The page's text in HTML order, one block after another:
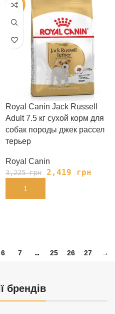
-25%
Royal Canin Jack Russell
Adult 7.5 кг сухой корм для
собак породы джек рассел
терьер
Royal Canin
3,225грн 2,419 грн
В КОРЗИНУ
6 7 … 25 26 27 →
брендів